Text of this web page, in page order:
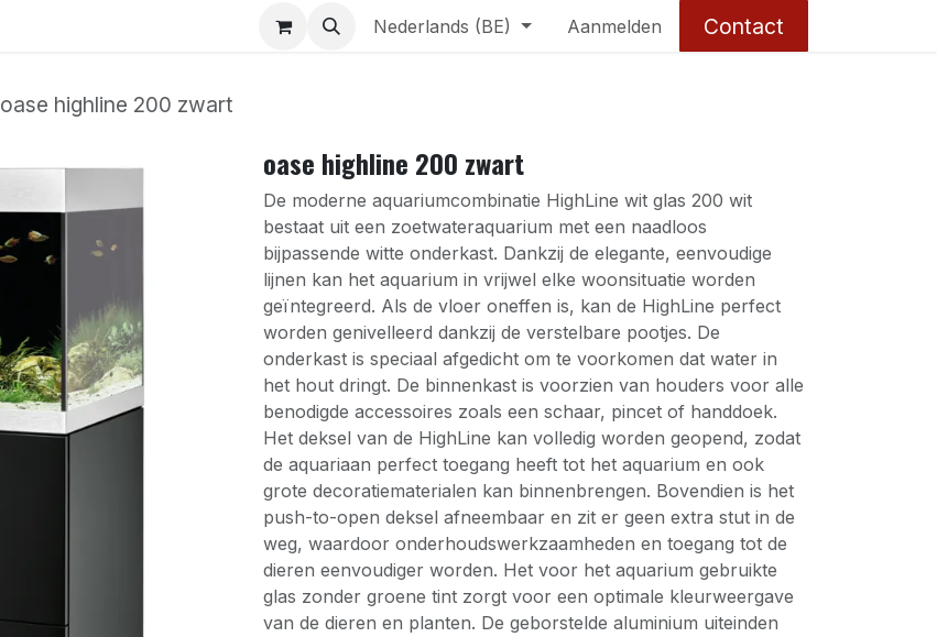
Nederlands (BE) Aanmelden Contact
oase highline 200 zwart
oase highline 200 zwart
De moderne aquariumcombinatie HighLine wit glas 200 wit
bestaat uit een zoetwateraquarium met een naadloos
bijpassende witte onderkast. Dankzij de elegante, eenvoudige
lijnen kan het aquarium in vrijwel elke woonsituatie worden
geïntegreerd. Als de vloer oneffen is, kan de HighLine perfect
worden genivelleerd dankzij de verstelbare pootjes. De
onderkast is speciaal afgedicht om te voorkomen dat water in
het hout dringt. De binnenkast is voorzien van houders voor alle
benodigde accessoires zoals een schaar, pincet of handdoek.
Het deksel van de HighLine kan volledig worden geopend, zodat
de aquariaan perfect toegang heeft tot het aquarium en ook
grote decoratiematerialen kan binnenbrengen. Bovendien is het
push-to-open deksel afneembaar en zit er geen extra stut in de
weg, waardoor onderhoudswerkzaamheden en toegang tot de
dieren eenvoudiger worden. Het voor het aquarium gebruikte
glas zonder groene tint zorgt voor een optimale kleurweergave
van de dieren en planten. De geborstelde aluminium uiteinden